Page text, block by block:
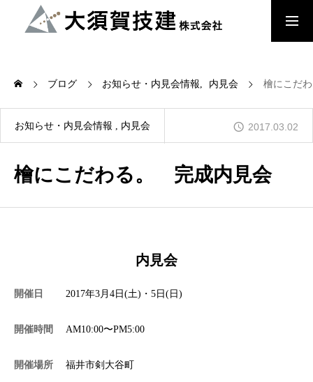
檜の家
木来 -Kikuru- 中大規模木造建築
お知らせ・内見会情報
ブログ お知らせ・内見会情報 内見会 檜にこだ
お知らせ・内見会情報 内見会 2017.03.02
檜にこだわる。 完成内見会
内見会
開催日 2017年3月4日(土)・5日(日)
開催時間 AM10:00〜PM5:00
開催場所 福井市剣大谷町